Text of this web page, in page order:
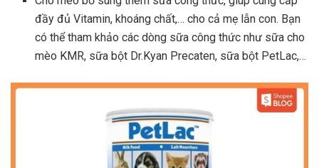
đầy đủ Vitamin, khoáng chất,… cho cả mẹ lẫn con. Bạn
có thể tham khảo các dòng sữa công thức như sữa cho
mèo KMR, sữa bột Dr.Kyan Precaten, sữa bột PetLac,…